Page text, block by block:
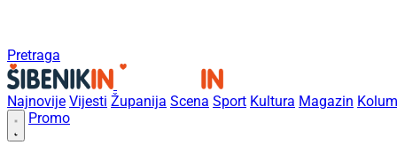
Pretraga
Najnovije Vijesti Županija Scena Sport Kultura Magazin
Promo